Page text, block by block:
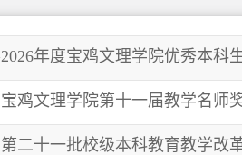
年度宝鸡文理学院优秀本科
鸡文理学院第十一届教学名师
二十一批校级本科教育教学改